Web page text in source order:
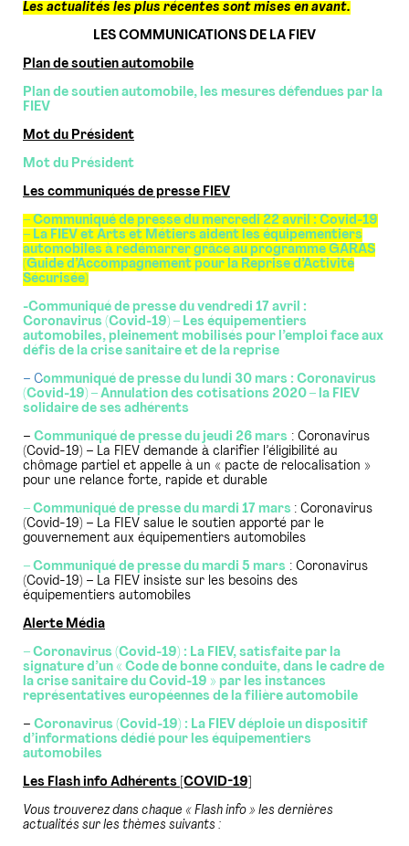
Les actualités les plus récentes sont mises en avant.
LES COMMUNICATIONS DE LA FIEV
Plan de soutien automobile
Plan de soutien automobile, les mesures défendues par la
FIEV
Mot du Président
Mot du Président
Les communiqués de presse FIEV
– Communiqué de presse du mercredi 22 avril : Covid-19
– La FIEV et Arts et Métiers aident les équipementiers
automobiles à redémarrer grâce au programme GARAS
(Guide d’Accompagnement pour la Reprise d’Activité
Sécurisée)
-Communiqué de presse du vendredi 17 avril :
Coronavirus (Covid-19) – Les équipementiers
automobiles, pleinement mobilisés pour l’emploi face aux
défis de la crise sanitaire et de la reprise
– Communiqué de presse du lundi 30 mars : Coronavirus
(Covid-19) – Annulation des cotisations 2020 – la FIEV
solidaire de ses adhérents
– Communiqué de presse du jeudi 26 mars : Coronavirus
(Covid-19) – La FIEV demande à clarifier l’éligibilité au
chômage partiel et appelle à un « pacte de relocalisation »
pour une relance forte, rapide et durable
– Communiqué de presse du mardi 17 mars : Coronavirus
(Covid-19) – La FIEV salue le soutien apporté par le
gouvernement aux équipementiers automobiles
– Communiqué de presse du mardi 5 mars : Coronavirus
(Covid-19) – La FIEV insiste sur les besoins des
équipementiers automobiles
Alerte Média
– Coronavirus (Covid-19) : La FIEV, satisfaite par la
signature d’un « Code de bonne conduite, dans le cadre de
la crise sanitaire du Covid-19 » par les instances
représentatives européennes de la filière automobile
– Coronavirus (Covid-19) : La FIEV déploie un dispositif
d’informations dédié pour les équipementiers
automobiles
Les Flash info Adhérents [COVID-19]
Vous trouverez dans chaque « Flash info » les dernières
actualités sur les thèmes suivants :